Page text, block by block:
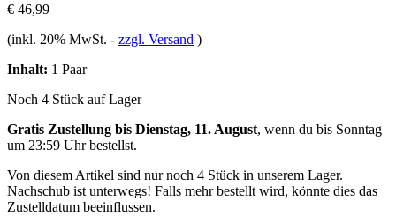
€ 46,99
(inkl. 20% MwSt. - zzgl. Versand )
Inhalt: 1 Paar
Noch 4 Stück auf Lager
Gratis Zustellung bis Dienstag, 11. August, wenn du bis Sonntag
um 23:59 Uhrbestellst.
Von diesem Artikel sind nur noch 4 Stück in unserem Lager.
Nachschub ist unterwegs! Falls mehr bestellt wird, könnte dies das
Zustelldatum beeinflussen.